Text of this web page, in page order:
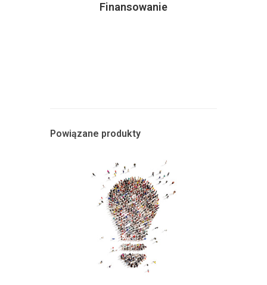
Finansowanie
Powiązane produkty